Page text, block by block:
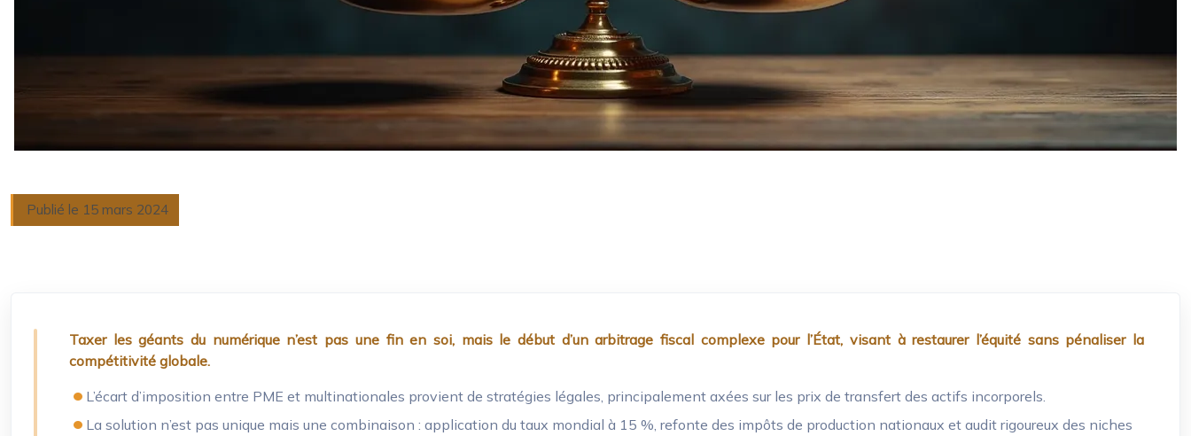
Publié le 15 mars 2024
Taxer les géants du numérique n’est pas une fin en soi, mais le début d’un arbitrage fiscal complexe pour l’État, visant à restaurer l’équité sans pénaliser la
compétitivité globale.
L’écart d’imposition entre PME et multinationales provient de stratégies légales, principalement axées sur les prix de transfert des actifs incorporels.
La solution n’est pas unique mais une combinaison : application du taux mondial à 15 %, refonte des impôts de production nationaux et audit rigoureux des niches